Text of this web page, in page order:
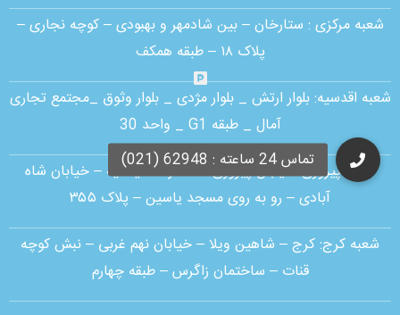
شعبه مرکزی : ستارخان – بین شادمهر و بهبودی – کوچه نجاری –
پلاک ۱۸ – طبقه همکف
شعبه اقدسیه:بلوار ارتش _ بلوار مژدی _ بلوار وثوق _مجتمع تجاری
آمال _ طبقه G1 _ واحد 30
شعبه پیروزی: خیابان پیروزی – سه راه سلیمانیه – خیابان شاه
آبادی – رو به روی مسجد یاسین – پلاک ۳۵۵
شعبه کرج:کرج – شاهین ویلا – خیابان نهم غربی – نبش کوچه
قنات – ساختمان زاگرس – طبقه چهارم